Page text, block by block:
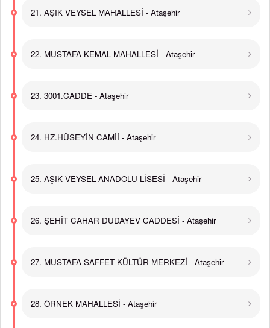
21. AŞIK VEYSEL MAHALLESİ - Ataşehir
22. MUSTAFA KEMAL MAHALLESİ - Ataşehir
23. 3001.CADDE - Ataşehir
24. HZ.HÜSEYİN CAMİİ - Ataşehir
25. AŞIK VEYSEL ANADOLU LİSESİ - Ataşehir
26. ŞEHİT CAHAR DUDAYEV CADDESİ - Ataşehir
27. MUSTAFA SAFFET KÜLTÜR MERKEZİ - Ataşehir
28. ÖRNEK MAHALLESİ - Ataşehir